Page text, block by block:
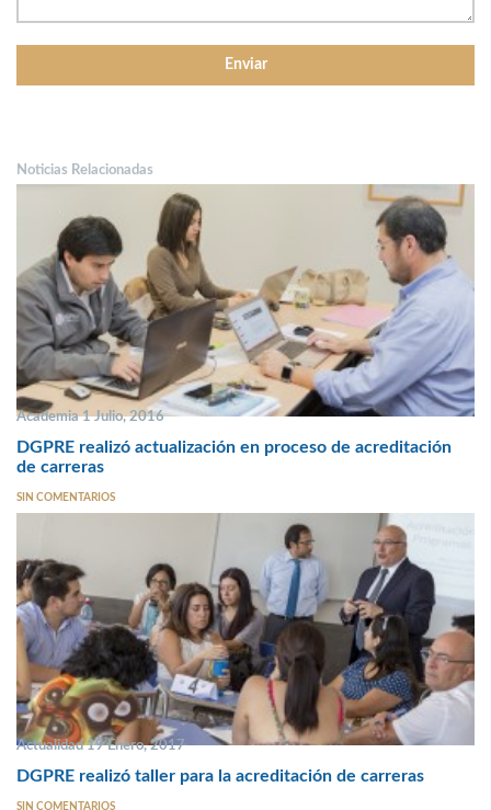
Noticias Relacionadas
Academia 1 Julio, 2016
DGPRE realizó actualización en proceso de acreditación
de carreras
SIN COMENTARIOS
Actualidad 19 Enero, 2017
DGPRE realizó taller para la acreditación de carreras
SIN COMENTARIOS